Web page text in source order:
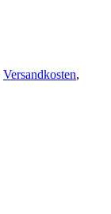
Versandkosten,